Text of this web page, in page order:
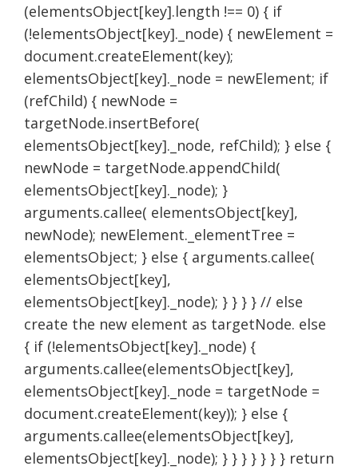
(elementsObject[key].length !== 0) { if
(!elementsObject[key]._node) { newElement =
document.createElement(key);
elementsObject[key]._node = newElement; if
(refChild) { newNode =
targetNode.insertBefore(
elementsObject[key]._node, refChild); } else {
newNode = targetNode.appendChild(
elementsObject[key]._node); }
arguments.callee( elementsObject[key],
newNode); newElement._elementTree =
elementsObject; } else { arguments.callee(
elementsObject[key],
elementsObject[key]._node); } } } } // else
create the new element as targetNode. else
{ if (!elementsObject[key]._node) {
arguments.callee(elementsObject[key],
elementsObject[key]._node = targetNode =
document.createElement(key)); } else {
arguments.callee(elementsObject[key],
elementsObject[key]._node); } } } } } } } return